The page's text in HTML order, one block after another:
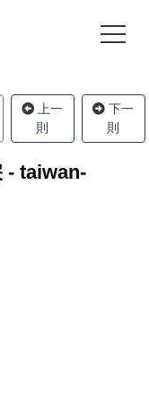
上一
則
下一
則
- taiwan-